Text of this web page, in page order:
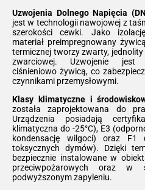
Uzwojenia Dolnego Napięcia
jest w technologii nawojowej z
szerokości cewki. Jako
materiał preimpregnowany
termicznej tworzy zwarty,
zwarciowej. Uzwojenie jest
ciśnieniowo żywicą, co
czynnikami przemysłowymi.
Klasy klimatyczne i
została zaprojektowana do
Urządzenia posiadają
klimatyczna do -25°C), E3
kondensację wilgoci) oraz F1
toksycznych dymów). Dzięki
bezpiecznie instalowane w
przeciwpożarowych oraz w
podwyższonym zapyleniu.